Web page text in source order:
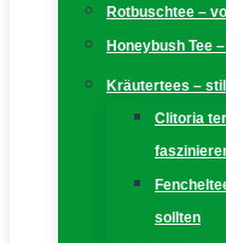
Rotbuschtee –
Honeybush Tee
Kräutertees –
Clitoria
sollten